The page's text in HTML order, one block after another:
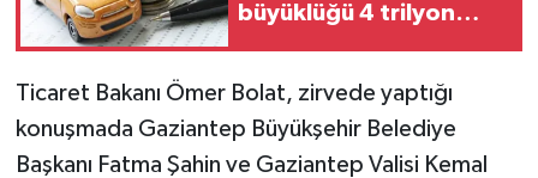
büyüklüğü 4 trilyon
Ticaret Bakanı Ömer Bolat, zirvede yaptığı
konuşmada Gaziantep Büyükşehir Belediye
Başkanı Fatma Şahin ve Gaziantep Valisi Kemal